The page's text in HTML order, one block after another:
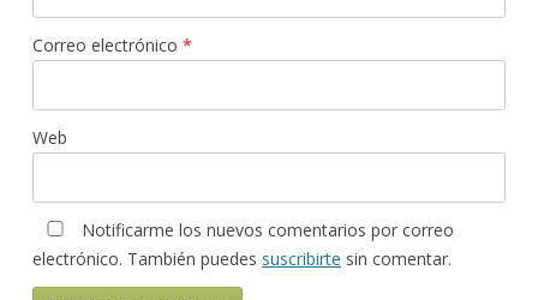
Correo electrónico *
Web
Notificarme los nuevos comentarios por correo
electrónico. También puedes suscribirte sin comentar.